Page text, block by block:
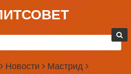
Новости Мастрид
БЕСПЛАТНЫЕ АВТОБУСЫ К
ЖЕРТВ РЕПРЕССИЙ
субботу власти запустят
Мемориалу жертвам политических